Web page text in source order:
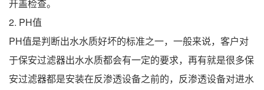
开盖检查。
2. PH值
PH值是判断出水水质好坏的标准之一，一般来说，客户对
于保安过滤器出水水质都会有一定的要求，再有就是很多保
安过滤器都是安装在反渗透设备之前的，反渗透设备对进水